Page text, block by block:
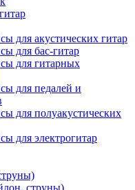
для акустических гитар
для бас-гитар
для гитарных
для педалей и
для полуакустических
для электрогитар
струны)